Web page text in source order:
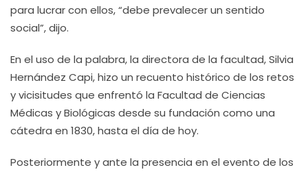
para lucrar con ellos, “debe prevalecer un sentido
social”, dijo.
En el uso de la palabra, la directora de la facultad, Silvia
Hernández Capi, hizo un recuento histórico de los retos
y vicisitudes que enfrentó la Facultad de Ciencias
Médicas y Biológicas desde su fundación como una
cátedra en 1830, hasta el día de hoy.
Posteriormente y ante la presencia en el evento de los